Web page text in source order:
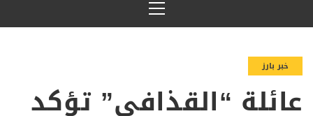
القائمة
الرئيسية
خبر بارز
عائلة “القذافي” تؤكد